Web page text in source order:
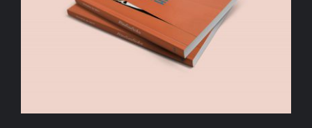
AÑADIR AL CARRITO DETALLES